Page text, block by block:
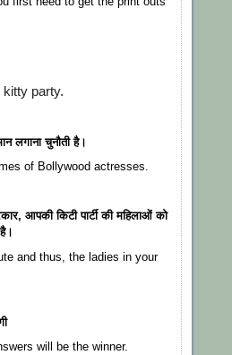
party.
लगाना चुनौती है।
of Bollywood actresses.
आपकी किटी पार्टी की महिलाओं को
and thus, the ladies in your
will be the winner.